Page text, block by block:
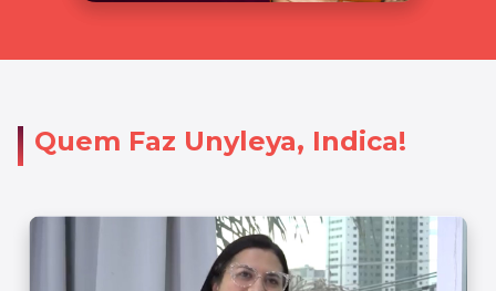
Quem Faz Unyleya, Indica!